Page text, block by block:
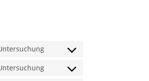
Consent to service google-fonts
Consent to service facebook